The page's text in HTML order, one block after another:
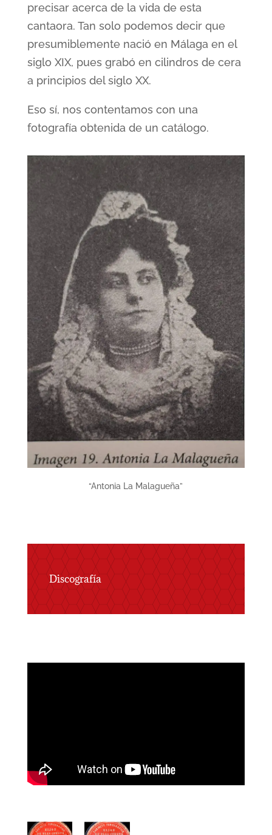
precisar acerca de la vida de esta
cantaora. Tan solo podemos decir que
presumiblemente nació en Málaga en el
siglo XIX, pues grabó en cilindros de cera
a principios del siglo XX.
Eso sí, nos contentamos con una
fotografía obtenida de un catálogo.
“Antonia La Malagueña”
Discografía